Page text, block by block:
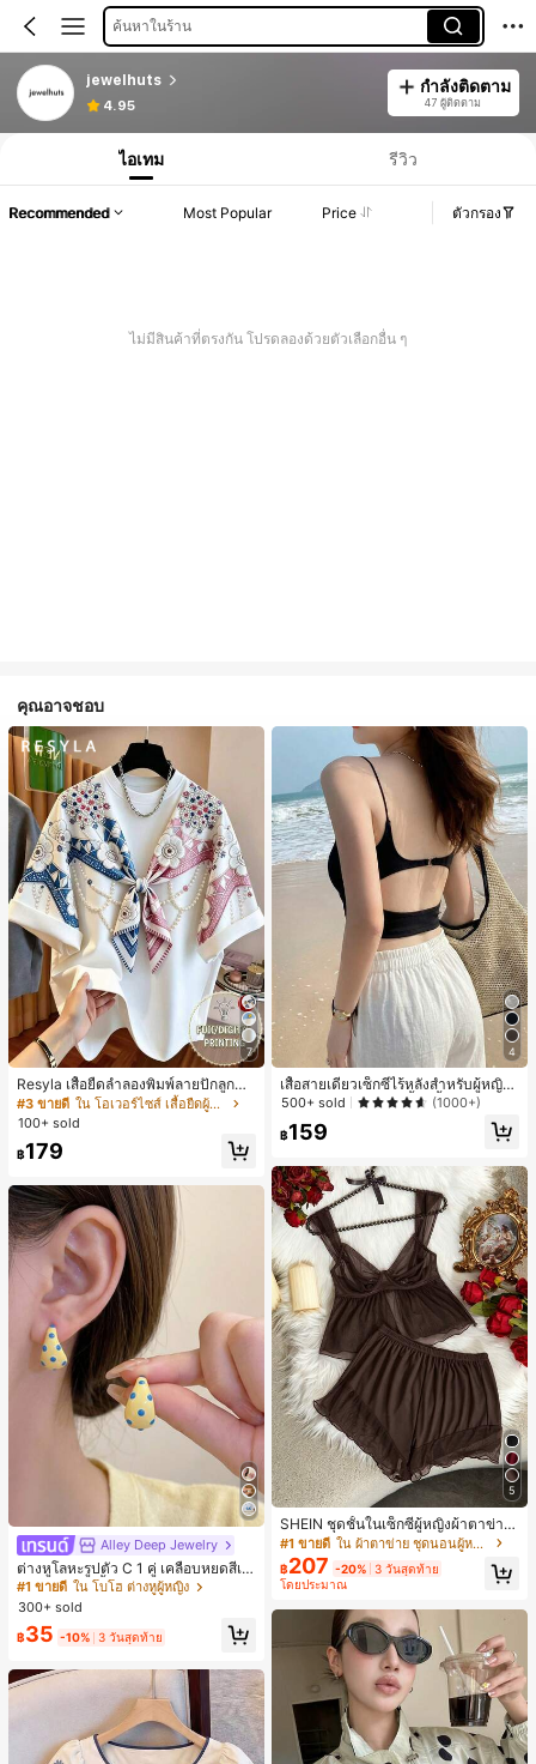
ค้นหาในร้าน
jewelhuts
4.95
กำลังติดตาม
47 ผู้ติดตาม
ไอเทม รีวิว
Recommended Most Popular Price ตัวกรอง
ไม่มีสินค้าที่ตรงกัน โปรดลองด้วยตัวเลือกอื่น ๆ
คุณอาจชอบ
7
Resyla เสื้อยืดลำลองพิมพ์ลายปักลูกปัด
รูปโบว์ขนาดใหญ่สำหรับผู้หญิง
#3 ขายดี
ใน โอเวอร์ไซส์ เสื้อยืดผู้หญิง
100+ sold
฿179
Alley Deep Jewelry
ต่างหูโลหะรูปตัว C 1 คู่ เคลือบหยดสีเห
ลือง ลายจุดสีน้ำเงิน สไตล์ยุโรปและอเม
ริกัน แฟชั่นส่วนตัว หวานและสง่างาม
สำหรับผู้หญิงและเด็กหญิง สำหรับการเ
ดินทาง งานแต่งงาน ปาร์ตี้ วันเกิด ของ
#1 ขายดี ใน โบโฮ ต่างหูผู้หญิง
ลูกค้ากลับมาซื้อซ้ำ!
เกือบหมดแล้ว!
#1 ขายดี ใน โบโฮ ต่างหูผู้หญิง
ลูกค้ากลับมาซื้อซ้ำ!
เกือบหมดแล้ว!
#1 ขายดี ใน โบโฮ ต่างหูผู้หญิง
ลูกค้ากลับมาซื้อซ้ำ!
เกือบหมดแล้ว!
#1 ขายดี ใน โบโฮ ต่างหูผู้หญิง
เกือบหมดแล้ว!
300+ sold
฿35 -10% 3 วันสุดท้าย
4
เสื้อสายเดี่ยวเซ็กซี่ไร้หลังสำหรับผู้หญิง
พร้อมบราแบบมีฟองน้ำ, เสื้อกล้ามแขน
500+ sold (1000+)
฿159
5
SHEIN ชุดชั้นในเซ็กซี่ผู้หญิงผ้าตาข่าย
มีโครงคัพบาง
#1 ขายดี ใน ผ้าตาข่าย ชุดนอนผู้หญิง
฿207 -20% 3 วันสุดท้าย
โดยประมาณ